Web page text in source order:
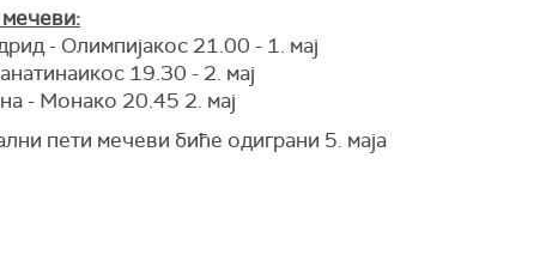
- Олимпијакос 21.00 - 1. мај
19.30 - 2. мај
- Монако 20.45 2. мај
пети мечеви биће одиграни 5. маја